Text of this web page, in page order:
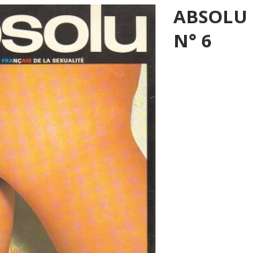
ABSOLU
N° 6